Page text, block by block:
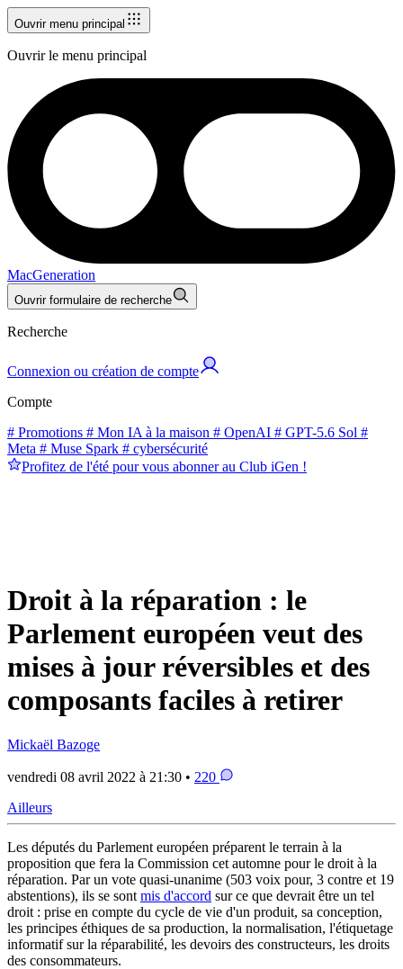
Ouvrir menu principal
Ouvrir le menu principal
MacGeneration
Ouvrir formulaire de recherche
Recherche
Connexion ou création de compte
Compte
# Promotions # Mon IA à la maison # OpenAI # GPT-5.6 Sol #
Meta # Muse Spark # cybersécurité
Profitez de l'été pour vous abonner au Club iGen !
Droit à la réparation : le
Parlement européen veut des
mises à jour réversibles et des
composants faciles à retirer
Mickaël Bazoge
vendredi 08 avril 2022 à 21:30 • 220
Ailleurs
Les députés du Parlement européen préparent le terrain à la
proposition que fera la Commission cet automne pour le droit à la
réparation. Par un vote quasi-unanime (503 voix pour, 3 contre et 19
abstentions), ils se sont mis d'accord sur ce que devrait être un tel
droit : prise en compte du cycle de vie d'un produit, sa conception,
les principes éthiques de sa production, la normalisation, l'étiquetage
informatif sur la réparabilité, les devoirs des constructeurs, les droits
des consommateurs.